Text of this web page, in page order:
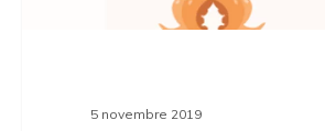
5 novembre 2019